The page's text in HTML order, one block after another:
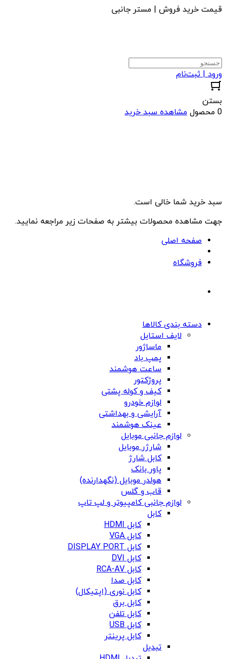
قیمت خرید فروش | مستر جانبی
ورود | ثبت‌نام
بستن
0 محصول
مشاهده سبد خرید
سبد خرید شما خالی است.
جهت مشاهده محصولات بیشتر به صفحات زیر مراجعه نمایید.
صفحه اصلی
فروشگاه
دسته بندی کالاها
لایف استایل
ماساژور
پمپ باد
ساعت هوشمند
پروژکتور
کیف و کوله پشتی
لوازم خودرو
آرایشی و بهداشتی
عینک هوشمند
لوازم جانبی موبایل
شارژر موبایل
کابل شارژ
پاور بانک
هولدر موبایل (نگهدارنده)
قاب و گلس
لوازم جانبی کامپیوتر و لپ تاپ
کابل
کابل HDMI
کابل VGA
کابل DISPLAY PORT
کابل DVI
کابل RCA-AV
کابل صدا
کابل نوری (اپتیکال)
کابل برق
کابل تلفن
کابل USB
کابل پرینتر
تبدیل